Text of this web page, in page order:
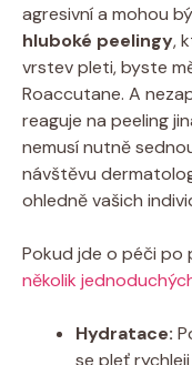
agresivní a mohou
hluboké peelingy,
vrstev pleti, byste
Roaccutane. A
reaguje na peeling
nemusí nutně
návštěvu
ohledně vašich
Pokud jde o péči po
několik
Hydratace:
se pleť